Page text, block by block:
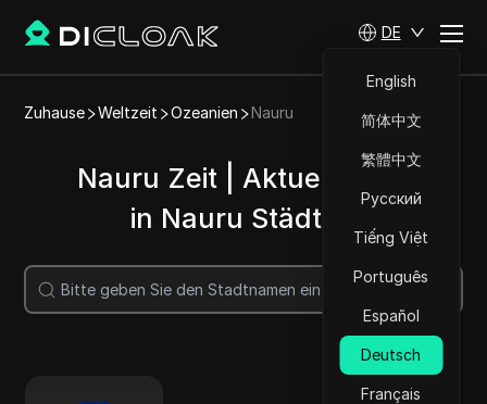
DE
English
简体中文
繁體中文
Русский
Tiếng Việt
Português
Español
Deutsch
Français
Zuhause Weltzeit Ozeanien Nauru
Nauru Zeit | Aktuelle Zeit
in Nauru Städten
Suche